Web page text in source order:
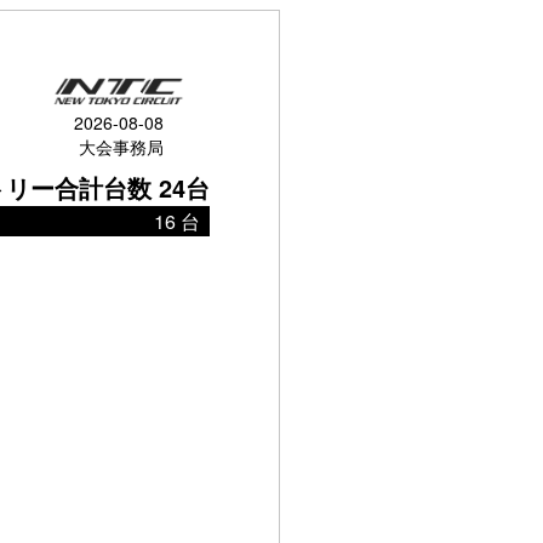
2026-08-08
大会事務局
ー合計台数 24台
16 台